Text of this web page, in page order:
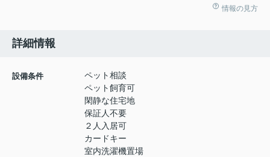
情報の見方
詳細情報
設備条件
ペット相談
ペット飼育可
閑静な住宅地
保証人不要
２人入居可
カードキー
室内洗濯機置場